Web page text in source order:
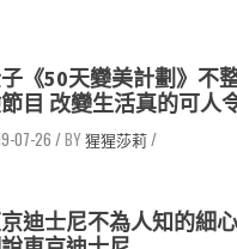
《50天變美計劃》不
目 改變生活真的可人
07-26 / 猩猩莎莉/
迪士尼不為人知的細